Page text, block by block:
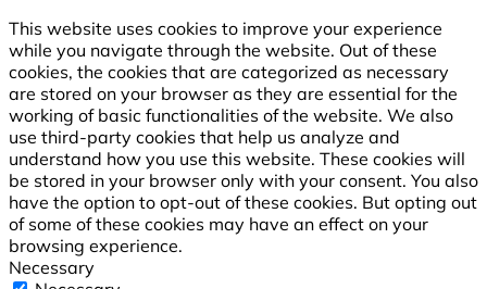
This website uses cookies to improve your experience
while you navigate through the website. Out of these
cookies, the cookies that are categorized as necessary
are stored on your browser as they are essential for the
working of basic functionalities of the website. We also
use third-party cookies that help us analyze and
understand how you use this website. These cookies will
be stored in your browser only with your consent. You also
have the option to opt-out of these cookies. But opting out
of some of these cookies may have an effect on your
browsing experience.
Necessary